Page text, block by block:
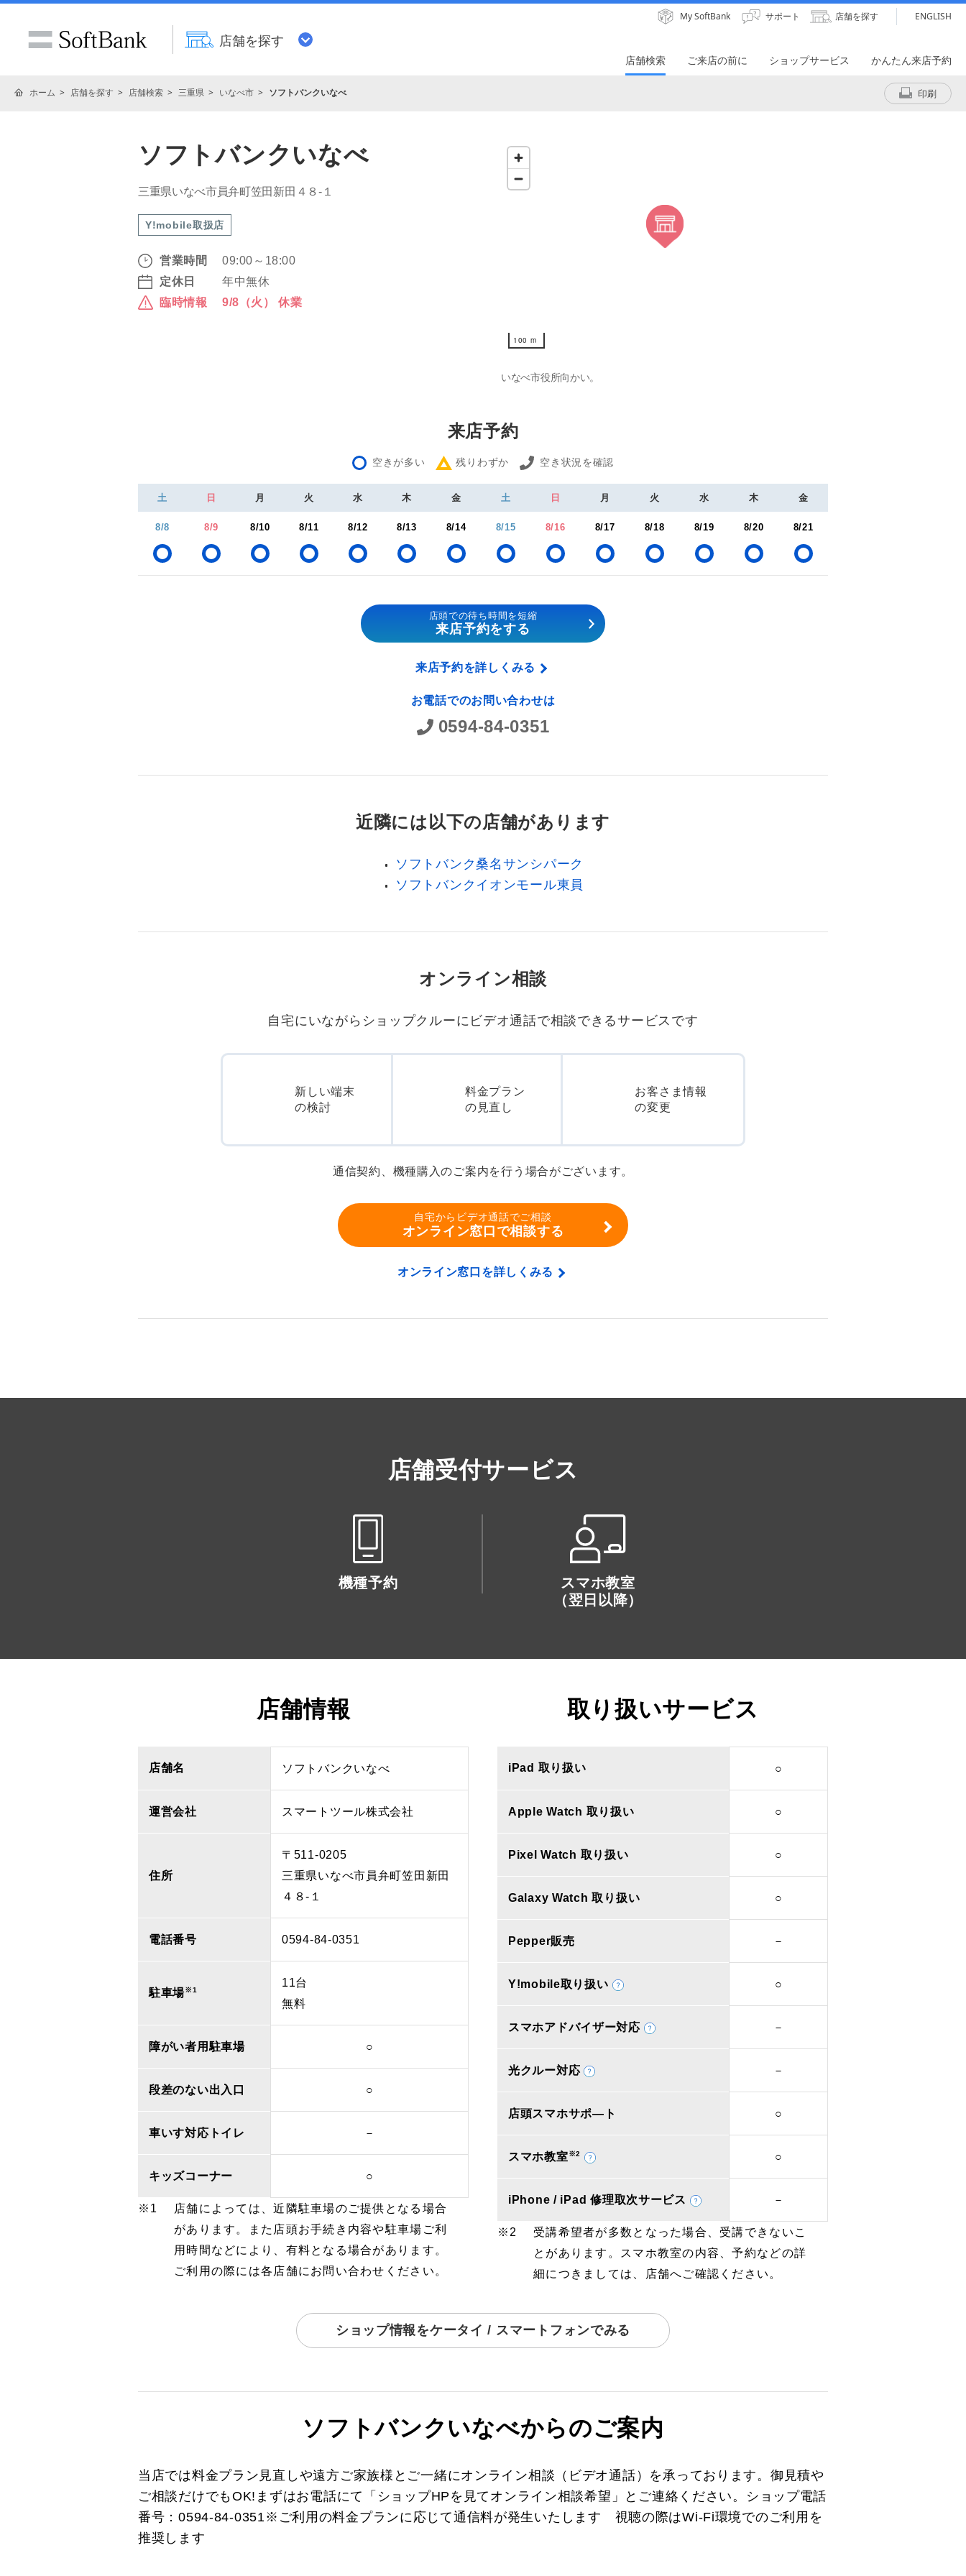
店舗を探す
My SoftBank サポート 店舗を探す ENGLISH
店舗検索 ご来店の前に ショップサービス かんたん来店予約
ホーム 店舗を探す 店舗検索 三重県 いなべ市 ソフトバンクいなべ 印刷
ソフトバンクいなべ
三重県いなべ市員弁町笠田新田４８‐１
Y!mobile取扱店
営業時間
09:00～18:00
定休日
年中無休
臨時情報
9/8（火） 休業
100 m
100 m
いなべ市役所向かい。
来店予約
空きが多い 残りわずか 空き状況を確認
土 日 月 火 水 木 金 土 日 月 火 水 木 金
8/8 8/9 8/10 8/11 8/12 8/13 8/14 8/15 8/16 8/17 8/18 8/19 8/20 8/21
店頭での待ち時間を短縮
来店予約をする
来店予約を詳しくみる
お電話でのお問い合わせは
0594-84-0351
近隣には以下の店舗があります
ソフトバンク桑名サンシパーク
ソフトバンクイオンモール東員
オンライン相談
自宅にいながらショップクルーに ビデオ通話で相談できるサービスです
新しい端末
の検討
料金プラン
の見直し
お客さま情報
の変更
通信契約、機種購入のご案内を行う場合がございます。
自宅からビデオ通話でご相談
オンライン窓口で相談する
オンライン窓口を詳しくみる
店舗受付サービス
機種予約
スマホ教室
（翌日以降）
店舗情報
店舗名 ソフトバンクいなべ
運営会社 スマートツール株式会社
住所
〒511-0205
三重県いなべ市員弁町笠田新田
４８‐１
電話番号 0594-84-0351
駐車場※1
11台
無料
障がい者用駐車場 ○
段差のない出入口 ○
車いす対応トイレ －
キッズコーナー ○
店舗によっては、近隣駐車場のご提供となる場合
があります。また店頭お手続き内容や駐車場ご利
用時間などにより、有料となる場合があります。
ご利用の際には各店舗にお問い合わせください。
取り扱いサービス
iPad 取り扱い ○
Apple Watch 取り扱い ○
Pixel Watch 取り扱い ○
Galaxy Watch 取り扱い ○
Pepper販売 －
Y!mobile取り扱い ○
スマホアドバイザー対応 －
光クルー対応 －
店頭スマホサポ―ト ○
スマホ教室※2 ○
iPhone / iPad 修理取次サービス －
受講希望者が多数となった場合、受講できないこ
とがあります。スマホ教室の内容、予約などの詳
細につきましては、店舗へご確認ください。
ショップ情報をケータイ / スマートフォンでみる
ソフトバンクいなべからのご案内
当店では料金プラン見直しや遠方ご家族様とご一緒にオンライン相談（ビデオ通話）を承っております。御見積や
ご相談だけでもOK!まずはお電話にて「ショップHPを見てオンライン相談希望」とご連絡ください。ショップ電話
番号：0594-84-0351※ご利用の料金プランに応じて通信料が発生いたします 視聴の際はWi-Fi環境でのご利用を
推奨します